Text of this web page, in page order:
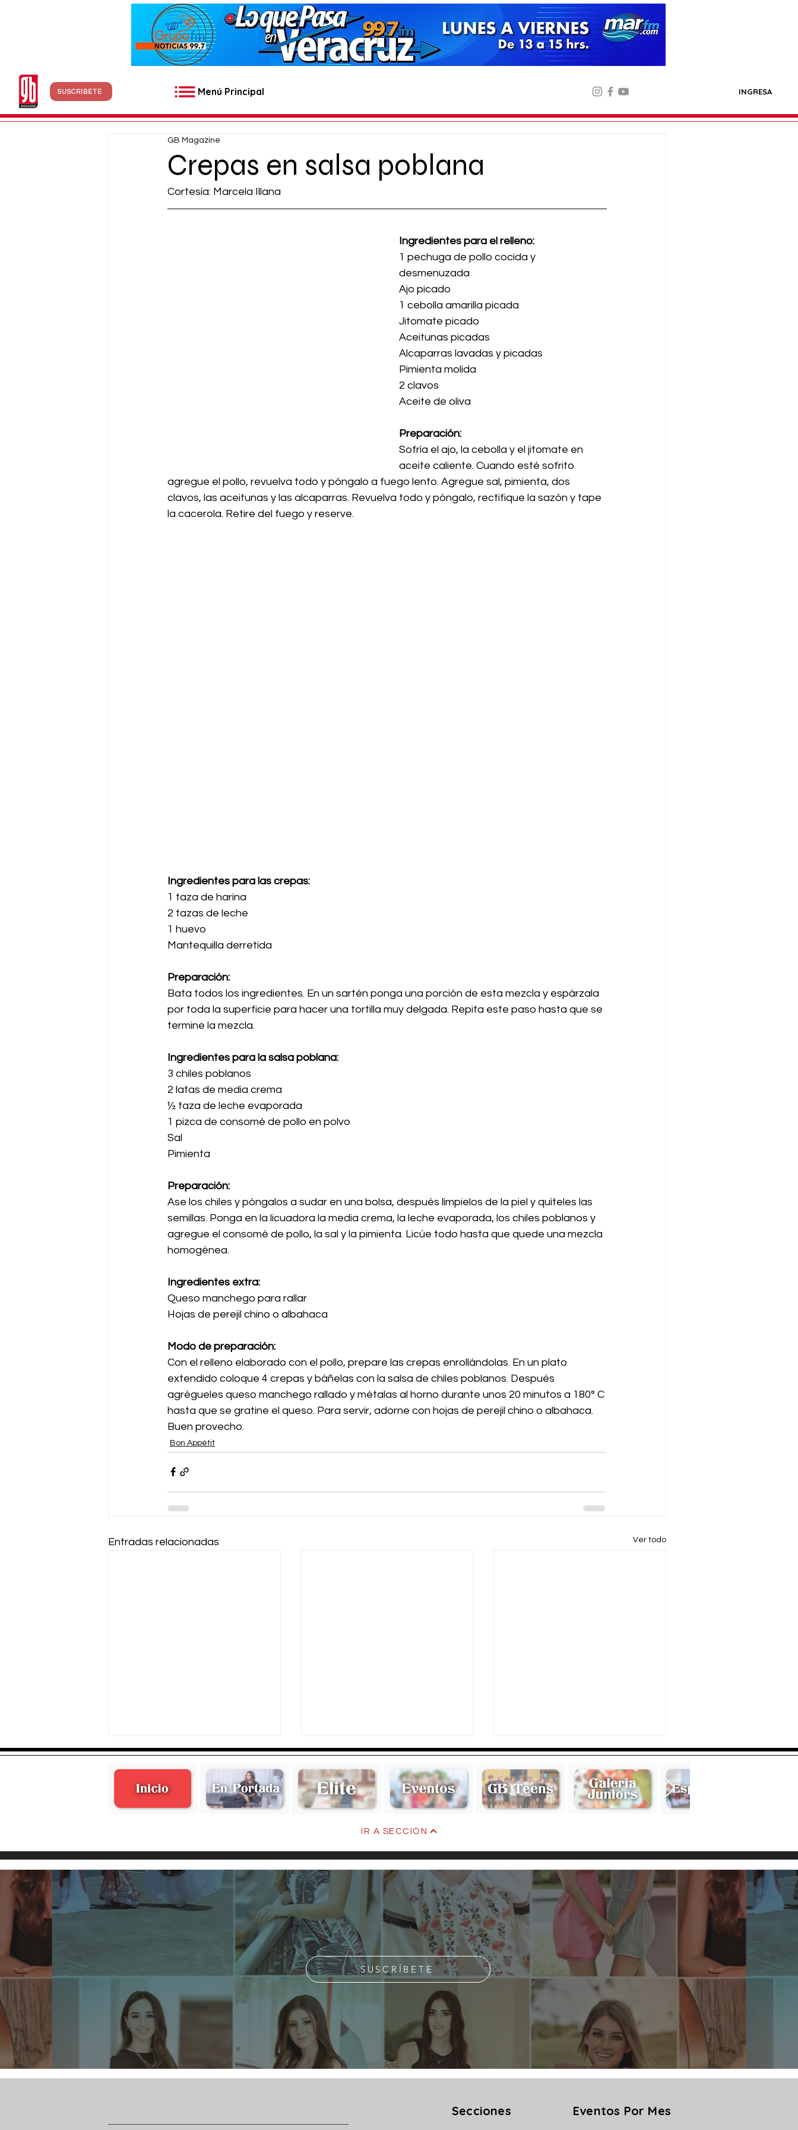
SUSCRÍBETE Menú Principal INGRESA
Crepas en salsa poblana
GB Magazine
Cortesía: Marcela Illana
Ingredientes para el relleno:
1 pechuga de pollo cocida y
desmenuzada
Ajo picado
1 cebolla amarilla picada
Jitomate picado
Aceitunas picadas
Alcaparras lavadas y picadas
Pimienta molida
2 clavos
Aceite de oliva
Preparación:
Sofría el ajo, la cebolla y el jitomate en
aceite caliente. Cuando esté sofrito
agregue el pollo, revuelva todo y póngalo a fuego lento. Agregue sal, pimienta, dos
clavos, las aceitunas y las alcaparras. Revuelva todo y póngalo, rectifique la sazón y tape
la cacerola. Retire del fuego y reserve.
Ingredientes para las crepas:
1 taza de harina
2 tazas de leche
1 huevo
Mantequilla derretida
Preparación:
Bata todos los ingredientes. En un sartén ponga una porción de esta mezcla y espárzala
por toda la superficie para hacer una tortilla muy delgada. Repita este paso hasta que se
termine la mezcla.
Ingredientes para la salsa poblana:
3 chiles poblanos
2 latas de media crema
½ taza de leche evaporada
1 pizca de consomé de pollo en polvo
Sal
Pimienta
Preparación:
Ase los chiles y póngalos a sudar en una bolsa, después límpielos de la piel y quíteles las
semillas. Ponga en la licuadora la media crema, la leche evaporada, los chiles poblanos y
agregue el consomé de pollo, la sal y la pimienta. Licúe todo hasta que quede una mezcla
homogénea.
Ingredientes extra:
Queso manchego para rallar
Hojas de perejil chino o albahaca
Modo de preparación:
Con el relleno elaborado con el pollo, prepare las crepas enrollándolas. En un plato
extendido coloque 4 crepas y báñelas con la salsa de chiles poblanos. Después
agrégueles queso manchego rallado y métalas al horno durante unos 20 minutos a 180° C
hasta que se gratine el queso. Para servir, adorne con hojas de perejil chino o albahaca.
Buen provecho.
Bon Appétit
Entradas relacionadas Ver todo
Lomo de salmón a las finas
IR A SECCIÓN
SUSCRÍBETE
Secciones Eventos Por Mes